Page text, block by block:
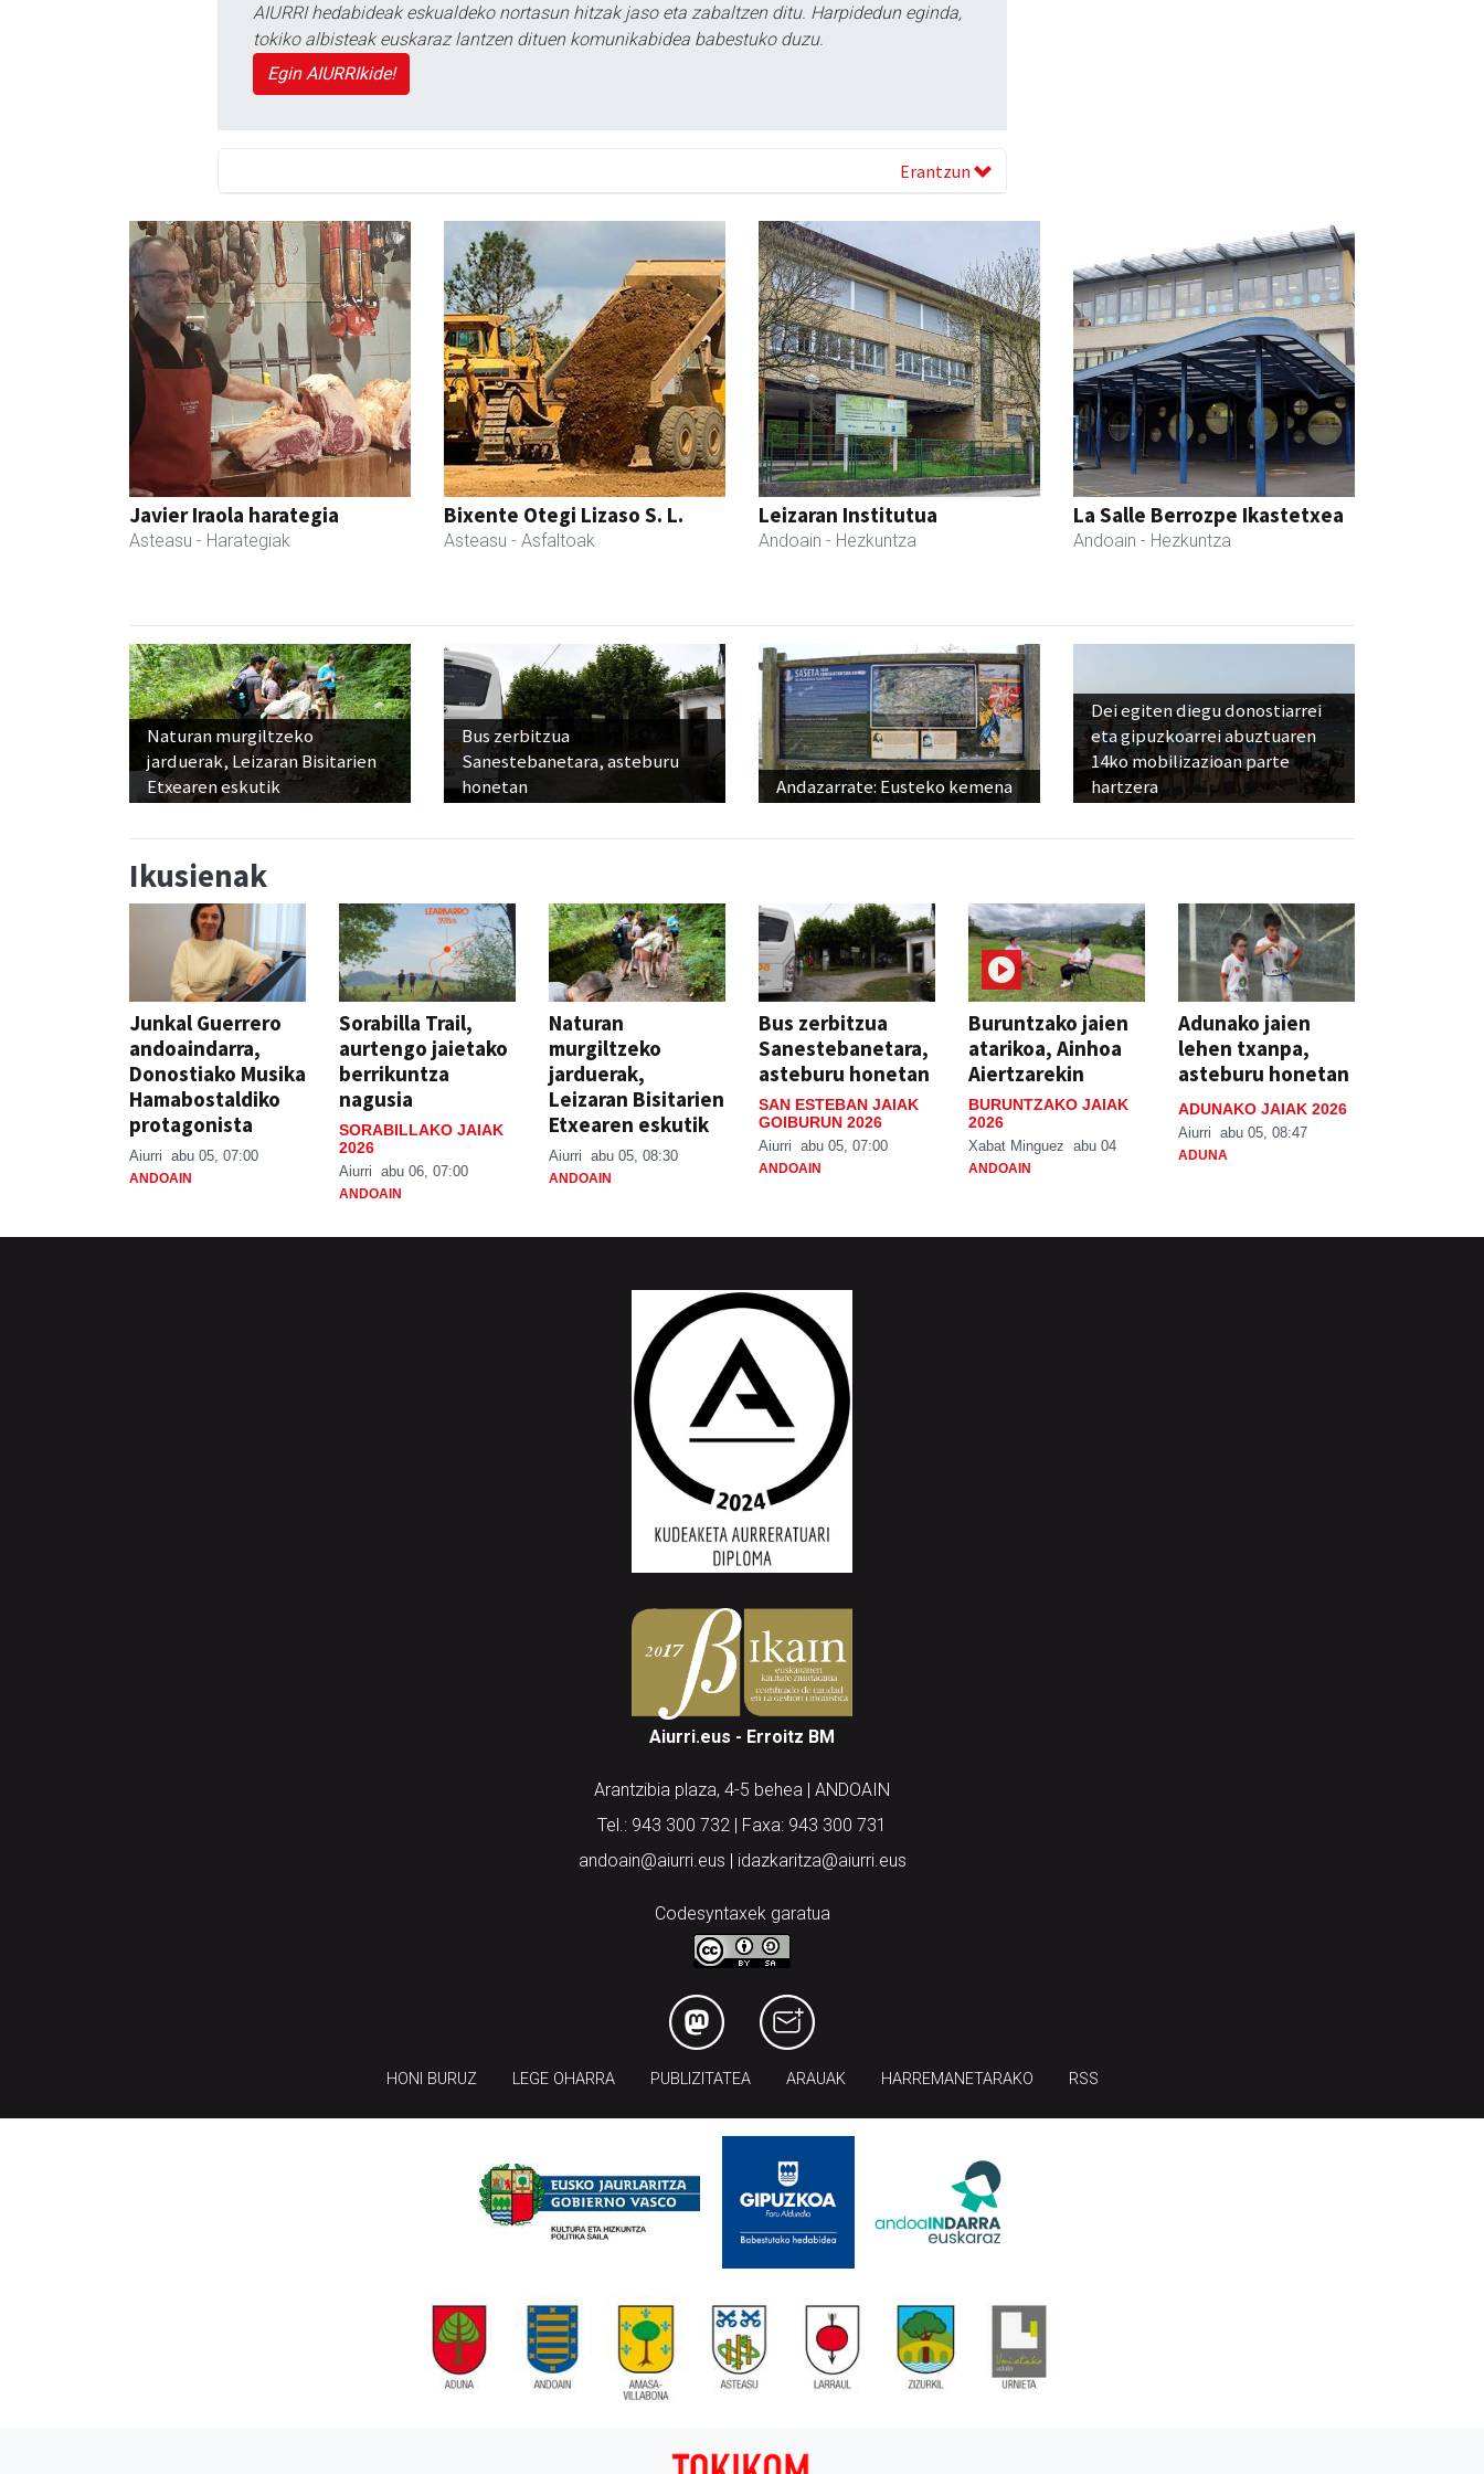
AIURRI hedabideak eskualdeko nortasun hitzak jaso eta zabaltzen ditu. Harpidedun eginda,
tokiko albisteak euskaraz lantzen dituen komunikabidea babestuko duzu.
Egin AIURRIkide!
Erantzun
Javier Iraola harategia
Asteasu - Harategiak
Bixente Otegi Lizaso S. L.
Asteasu - Asfaltoak
Leizaran Institutua
Andoain - Hezkuntza
La Salle Berrozpe Ikastetxea
Andoain - Hezkuntza
Naturan murgiltzeko
jarduerak, Leizaran Bisitarien
Etxearen eskutik
Bus zerbitzua
Sanestebanetara, asteburu
honetan
Andazarrate: Eusteko kemena
Dei egiten diegu donostiarrei
eta gipuzkoarrei abuztuaren
14ko mobilizazioan parte
hartzera
Ikusienak
Junkal Guerrero
andoaindarra,
Donostiako Musika
Hamabostaldiko
protagonista
Aiurri abu 05, 07:00
ANDOAIN
Sorabilla Trail,
aurtengo jaietako
berrikuntza
nagusia
SORABILLAKO JAIAK
2026
Aiurri abu 06, 07:00
ANDOAIN
Naturan
murgiltzeko
jarduerak,
Leizaran Bisitarien
Etxearen eskutik
Aiurri abu 05, 08:30
ANDOAIN
Bus zerbitzua
Sanestebanetara,
asteburu honetan
SAN ESTEBAN JAIAK
GOIBURUN 2026
Aiurri abu 05, 07:00
ANDOAIN
Buruntzako jaien
atarikoa, Ainhoa
Aiertzarekin
BURUNTZAKO JAIAK
2026
Xabat Minguez abu 04
ANDOAIN
Adunako jaien
lehen txanpa,
asteburu honetan
ADUNAKO JAIAK 2026
Aiurri abu 05, 08:47
ADUNA
Aiurri.eus - Erroitz BM
Arantzibia plaza, 4-5 behea | ANDOAIN
Tel.: 943 300 732 | Faxa: 943 300 731
andoain@aiurri.eus | idazkaritza@aiurri.eus
Codesyntaxek garatua
HONI BURUZ LEGE OHARRA PUBLIZITATEA ARAUAK HARREMANETARAKO RSS